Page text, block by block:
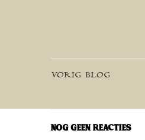
Bericht
navigatie
VORIG BLOG
Nog geen reacties